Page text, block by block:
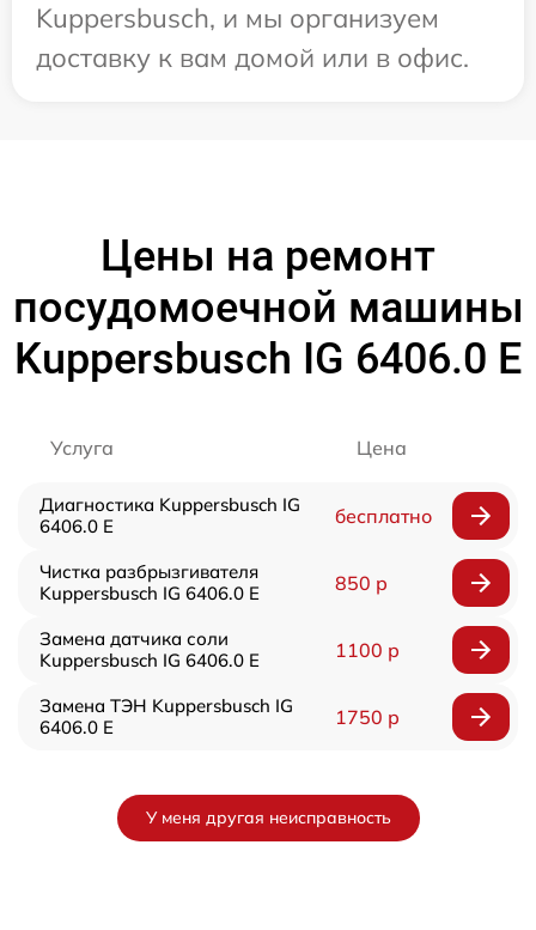
Kuppersbusch, и мы организуем
доставку к вам домой или в офис.
Цены на ремонт
посудомоечной машины
Kuppersbusch IG 6406.0 E
Услуга Цена
Диагностика Kuppersbusch IG
6406.0 E
бесплатно
Чистка разбрызгивателя
Kuppersbusch IG 6406.0 E
850 р
Замена датчика соли
Kuppersbusch IG 6406.0 E
1100 р
Замена ТЭН Kuppersbusch IG
6406.0 E
1750 р
У меня другая неисправность